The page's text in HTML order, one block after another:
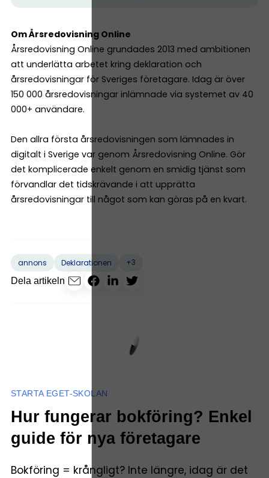
Om Årsredovisning Online
Årsredovisning Online grundades 2013 med ambitionen
att underlätta arbetet kring deklaration och
årsredovisningar för Sveriges företagare. Idag är över
150 000 årsredovisningar inlämnade via systemet av 40
000+ användare.
Den allra första årsredovisningen som lämnades in
digitalt i Sverige var genom Årsredovisning Online. Gör
det komplicerade enkelt genom en smidig tjänst som
förvandlar det tidskrävande i att upprätta
årsredovisningar till något som kan göras på en kvart.
annons Deklarationen
+3
Dela artikeln
STARTA EGET-SKOLAN
Hur fungerar bokföring? Enkel
guide för nya företagare
Bokföring = krångligt? Inte längre, idag är det